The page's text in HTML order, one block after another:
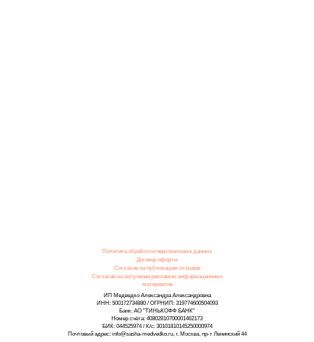
ИП Медведко Александра Александровна
ИНН: 500172734880 / ОГРНИП: 319774600504093
Банк: АО "ТИНЬКОФФ БАНК"
Номер счёта: 40802810700001462173
БИК: 044525974 / К/с: 30101810145250000974
Почтовый адрес: info@sasha-medvedko.ru, г. Москва, пр-т Ленинский 44
Политика обработки персональных данных
Договор оферты
Согласие на публикацию отзывов
Согласие на получение рекламно-информационных
материалов